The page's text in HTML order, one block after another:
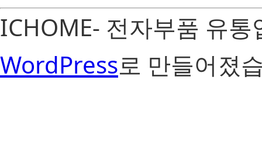
ICHOME- 전자부품 유
WordPress로 만들어졌